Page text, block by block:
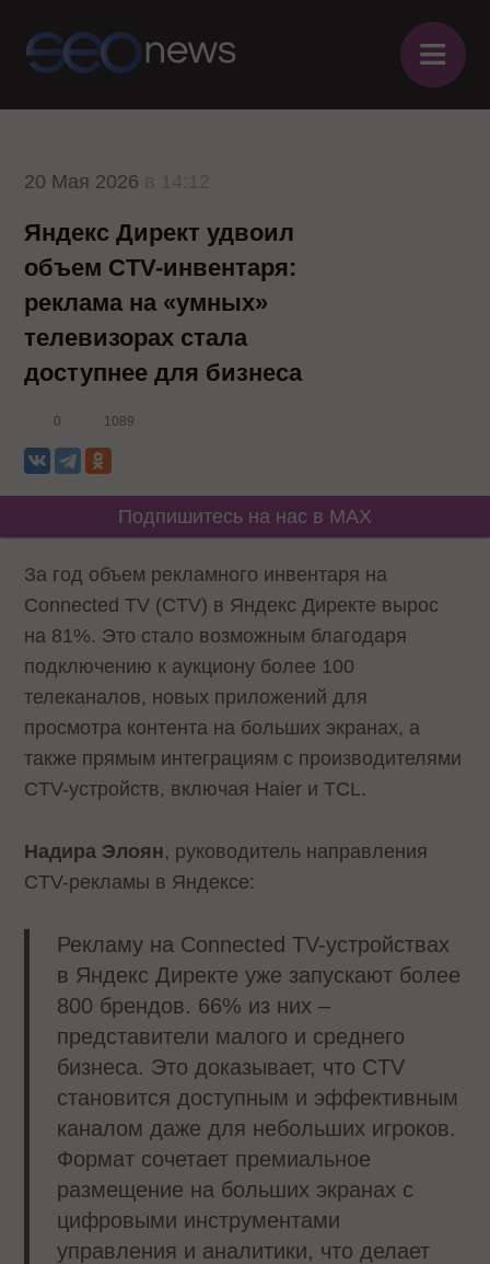
≡
20 Мая 2026
Яндекс Директ удвоил
объем CTV-инвентаря:
реклама на «умных»
телевизорах стала
доступнее для бизнеса
0 1089
Подпишитесь на нас в MAX
За год объем рекламного инвентаря на
Connected TV (CTV) в Яндекс Директе вырос
на 81%. Это стало возможным благодаря
подключению к аукциону более 100
телеканалов, новых приложений для
просмотра контента на больших экранах, а
также прямым интеграциям с производителями
CTV-устройств, включая Haier и TCL.
Надира Элоян, руководитель направления
СTV-рекламы в Яндексе:
Рекламу на Сonnected TV-устройствах
в Яндекс Директе уже запускают более
800 брендов. 66% из них –
представители малого и среднего
бизнеса. Это доказывает, что CTV
становится доступным и эффективным
каналом даже для небольших игроков.
Формат сочетает премиальное
размещение на больших экранах с
цифровыми инструментами
управления и аналитики, что делает